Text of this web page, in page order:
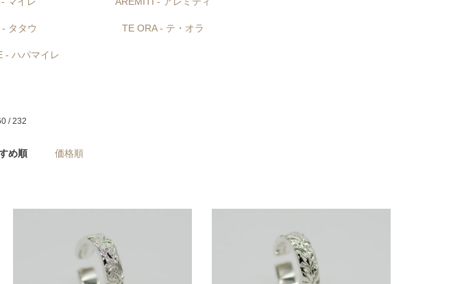
- タタウ TE ORA - テ・オラ
- ハパマイレ
/ 232
め順 価格順